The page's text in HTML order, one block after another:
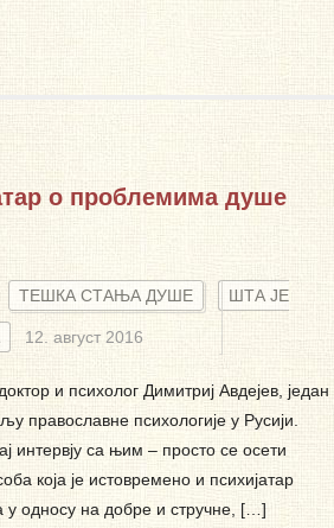
о проблемима душе
ТЕШКА СТАЊА ДУШЕ ШТА ЈЕ
12. август 2016
и психолог Димитриј Авдејев, један
православне психологије у Русији.
интервју са њим – просто се осети
која је истовремено и психијатар
односу на добре и стручне, […]